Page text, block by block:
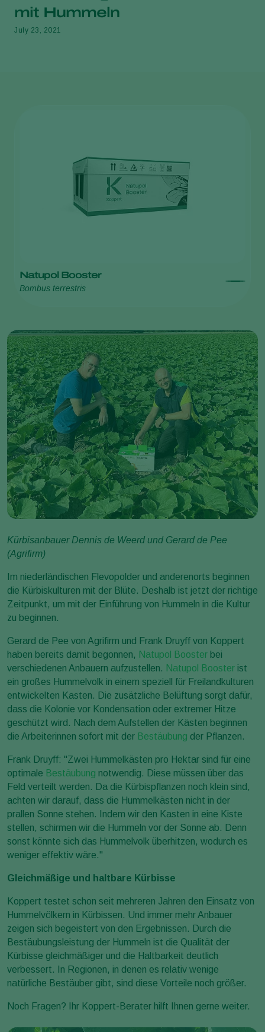
mit Hummeln
July 23, 2021
Natupol Booster
Bombus terrestris
Kürbisanbauer Dennis de Weerd und Gerard de Pee
(Agrifirm)
Im niederländischen Flevopolder und anderenorts beginnen
die Kürbiskulturen mit der Blüte. Deshalb ist jetzt der richtige
Zeitpunkt, um mit der Einführung von Hummeln in die Kultur
zu beginnen.
Gerard de Pee von Agrifirm und Frank Druyff von Koppert
haben bereits damit begonnen, Natupol Booster bei
verschiedenen Anbauern aufzustellen. Natupol Booster ist
ein großes Hummelvolk in einem speziell für Freilandkulturen
entwickelten Kasten. Die zusätzliche Belüftung sorgt dafür,
dass die Kolonie vor Kondensation oder extremer Hitze
geschützt wird. Nach dem Aufstellen der Kästen beginnen
die Arbeiterinnen sofort mit der Bestäubung der Pflanzen.
Frank Druyff: "Zwei Hummelkästen pro Hektar sind für eine
optimale Bestäubung notwendig. Diese müssen über das
Feld verteilt werden. Da die Kürbispflanzen noch klein sind,
achten wir darauf, dass die Hummelkästen nicht in der
prallen Sonne stehen. Indem wir den Kasten in eine Kiste
stellen, schirmen wir die Hummeln vor der Sonne ab. Denn
sonst könnte sich das Hummelvolk überhitzen, wodurch es
weniger effektiv wäre."
Gleichmäßige und haltbare Kürbisse
Koppert testet schon seit mehreren Jahren den Einsatz von
Hummelvölkern in Kürbissen. Und immer mehr Anbauer
zeigen sich begeistert von den Ergebnissen. Durch die
Bestäubungsleistung der Hummeln ist die Qualität der
Kürbisse gleichmäßiger und die Haltbarkeit deutlich
verbessert. In Regionen, in denen es relativ wenige
natürliche Bestäuber gibt, sind diese Vorteile noch größer.
Noch Fragen? Ihr Koppert-Berater hilft Ihnen gerne weiter.